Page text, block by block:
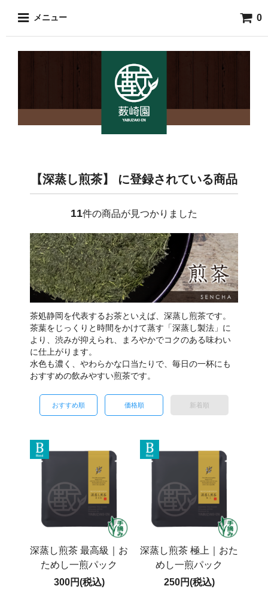
メニュー 0
【深蒸し煎茶】 に登録されている商品
11件の商品が見つかりました
茶処静岡を代表するお茶といえば、深蒸し煎茶です。
茶葉をじっくりと時間をかけて蒸す「深蒸し製法」に
より、渋みが抑えられ、まろやかでコクのある味わい
に仕上がります。
水色も濃く、やわらかな口当たりで、毎日の一杯にも
おすすめの飲みやすい煎茶です。
おすすめ順 価格順 新着順
深蒸し煎茶 最高級｜お
ためし一煎パック
300円(税込)
深蒸し煎茶 極上｜おた
めし一煎パック
250円(税込)